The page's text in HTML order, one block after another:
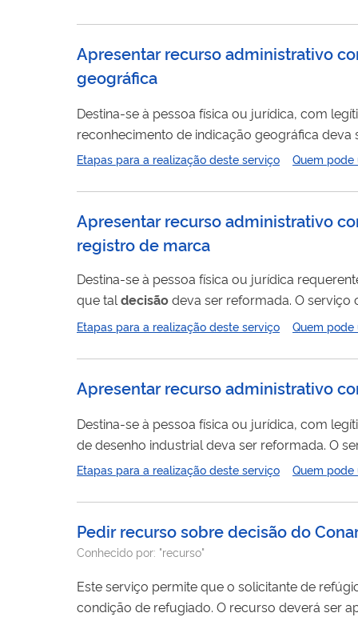
Apresentar recurso administrativo
geográfica
Destina-se à pessoa física ou jurídica, com
reconhecimento de indicação geográfica
seu exame e instrução técnica, na emissão de
Etapas para a realização deste serviço Quem pode
Apresentar recurso administrativo
registro de marca
Destina-se à pessoa física ou jurídica
que tal decisãodeva ser reformada. O serviço
técnica, na emissão de parecer sobre a
Etapas para a realização deste serviço Quem pode
Apresentar recurso administrativo
Destina-se à pessoa física ou jurídica, com
de desenho industrial deva ser reformada. O
instrução técnica, na emissão de parecer sobre
Etapas para a realização deste serviço Quem pode
Pedir recurso sobre decisão do
Conhecido por: "recurso"
Este serviço permite que o solicitante de
condição de refugiado. O recurso deverá ser apresentado no prazo de 15 dias, contado do recebimento da notificação de não